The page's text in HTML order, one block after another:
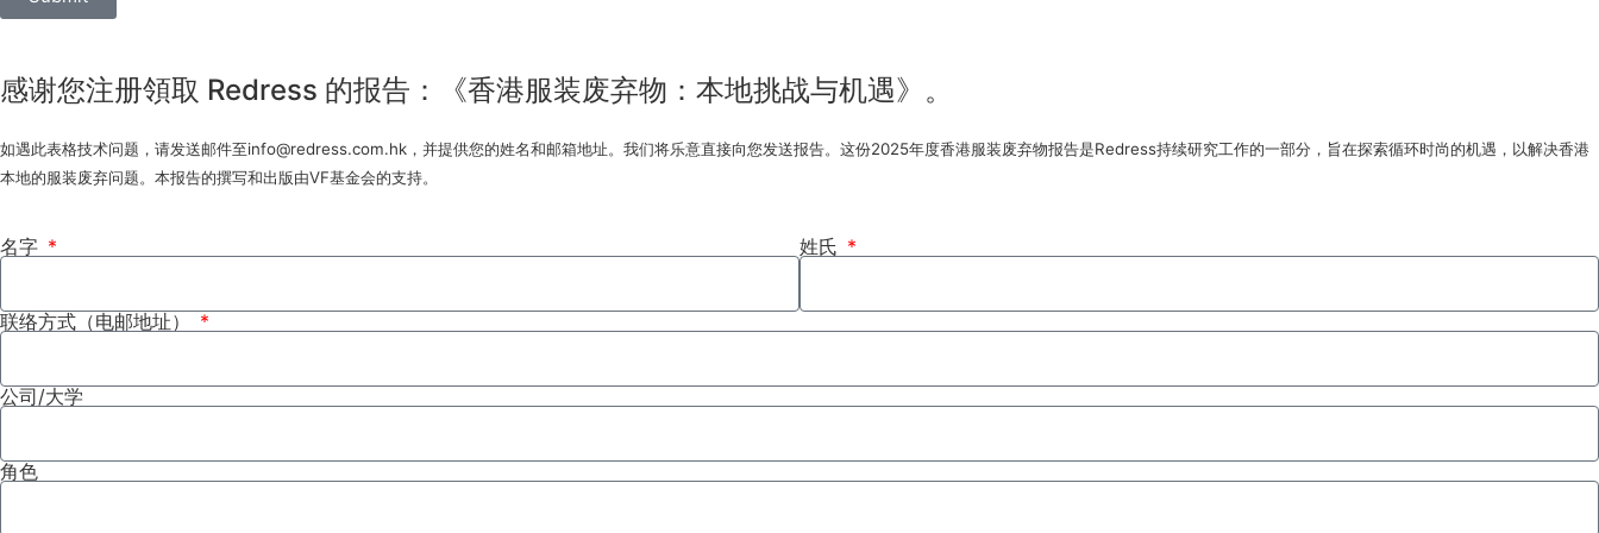
感谢您注册領取 Redress 的报告：《香港服装废弃物：本地挑战与机遇》。
如遇此表格技术问题，请发送邮件至info@redress.com.hk，并提供您的姓名和邮箱地址。我们将乐意直接向您发送报告。这份2025年度香港服装废弃物报告是Redress持续研究工作的一部分，旨在探索循环时尚的机遇，以解决香港
本地的服装废弃问题。本报告的撰写和出版由VF基金会的支持。
名字 姓氏
联络方式（电邮地址）
公司/大学
角色